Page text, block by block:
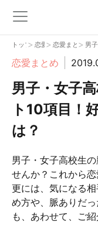
トップ> 恋愛> 恋愛まとめ
> 男
恋愛まとめ
男子・女子
ト10項目！
は？
男子・女子高校生
せんか？これから恋
更には、気になる
め方や、脈ありだ
も、あわせて、ご紹